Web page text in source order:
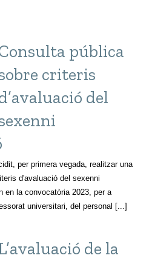
pública
criteris
del
per primera vegada, realitzar una
d'avaluació del sexenni
en la convocatòria 2023, per a
universitari, del personal [...]
de la